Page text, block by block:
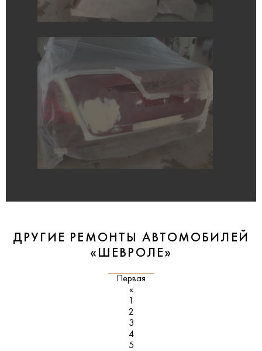
ДРУГИЕ РЕМОНТЫ АВТОМОБИЛЕЙ
«ШЕВРОЛЕ»
Первая
«
1
2
3
4
5